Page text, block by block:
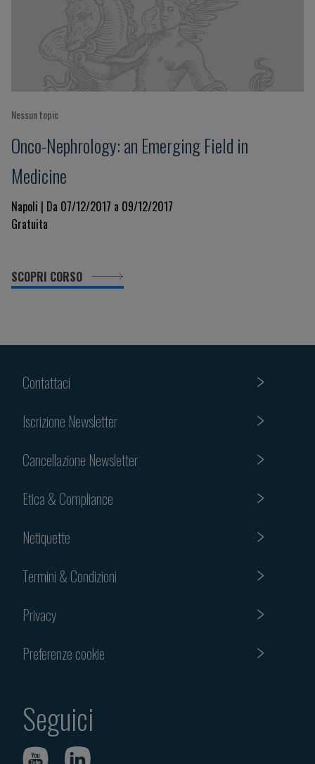
Nessun topic
Onco-Nephrology: an Emerging Field in
Medicine
Napoli | Da 07/12/2017 a 09/12/2017
Gratuita
SCOPRI CORSO
Contattaci
Iscrizione Newsletter
Cancellazione Newsletter
Etica & Compliance
Netiquette
Termini & Condizioni
Privacy
Preferenze cookie
Seguici